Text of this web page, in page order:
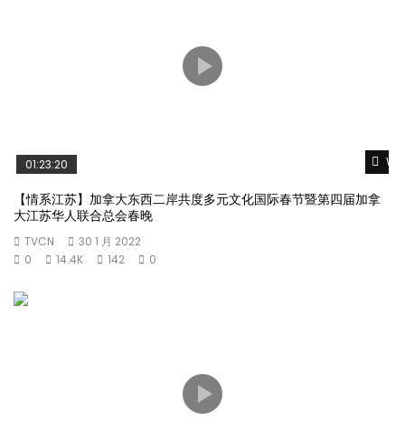
01:23:20
【情系江苏】加拿大东西二岸共度多元文化国际春节暨第四届加拿
大江苏华人联合总会春晚
TVCN
30 1 月 2022
0
14.4K 142 0